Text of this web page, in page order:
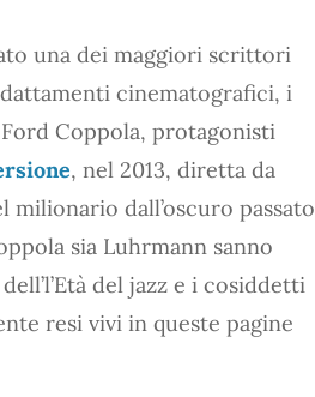
una dei maggiori scrittori
cinematografici, i
Coppola, protagonisti
, nel 2013, diretta da
dall’oscuro passato
sia Luhrmann sanno
del jazz e i cosiddetti
resi vivi in queste pagine